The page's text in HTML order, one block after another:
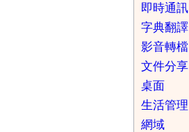
即時通訊
字典翻譯
影音轉檔
文件分享
桌面
生活管理
網域